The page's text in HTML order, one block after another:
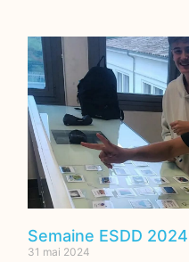
Semaine ESDD 2024
31 mai 2024